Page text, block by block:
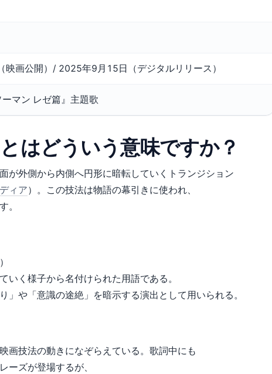
画公開）/ 2025年9月15日（デジタルリリース）
マン レゼ篇』主題歌
はどういう意味ですか？
が外側から内側へ円形に暗転していくトランジション
ィア）。この技法は物語の幕引きに使われ、
。
く様子から名付けられた用語である。
や「意識の途絶」を暗示する演出として用いられる。
画技法の動きになぞらえている。歌詞中にも
ーズが登場するが、